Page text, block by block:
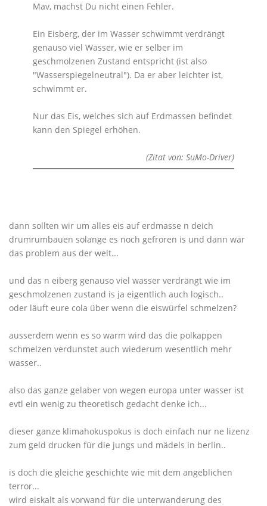
Mav, machst Du nicht einen Fehler.
Ein Eisberg, der im Wasser schwimmt verdrängt
genauso viel Wasser, wie er selber im
geschmolzenen Zustand entspricht (ist also
"Wasserspiegelneutral"). Da er aber leichter ist,
schwimmt er.
Nur das Eis, welches sich auf Erdmassen befindet
kann den Spiegel erhöhen.
(Zitat von: SuMo-Driver)
dann sollten wir um alles eis auf erdmasse n deich
drumrumbauen solange es noch gefroren is und dann wär
das problem aus der welt...
und das n eiberg genauso viel wasser verdrängt wie im
geschmolzenen zustand is ja eigentlich auch logisch..
oder läuft eure cola über wenn die eiswürfel schmelzen?
ausserdem wenn es so warm wird das die polkappen
schmelzen verdunstet auch wiederum wesentlich mehr
wasser..
also das ganze gelaber von wegen europa unter wasser ist
evtl ein wenig zu theoretisch gedacht denke ich...
dieser ganze klimahokuspokus is doch einfach nur ne lizenz
zum geld drucken für die jungs und mädels in berlin..
is doch die gleiche geschichte wie mit dem angeblichen
terror...
wird eiskalt als vorwand für die unterwanderung des